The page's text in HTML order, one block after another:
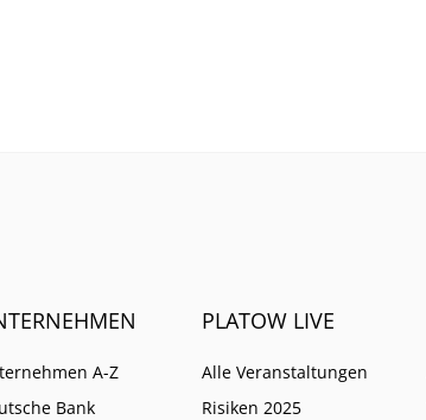
A-Z
Bank
PLATOW LIVE
Alle Veranstaltungen
Risiken 2025